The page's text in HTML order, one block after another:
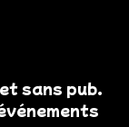
sans pub.